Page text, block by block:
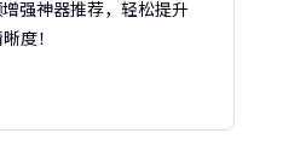
强神器推荐，轻松提升
度！